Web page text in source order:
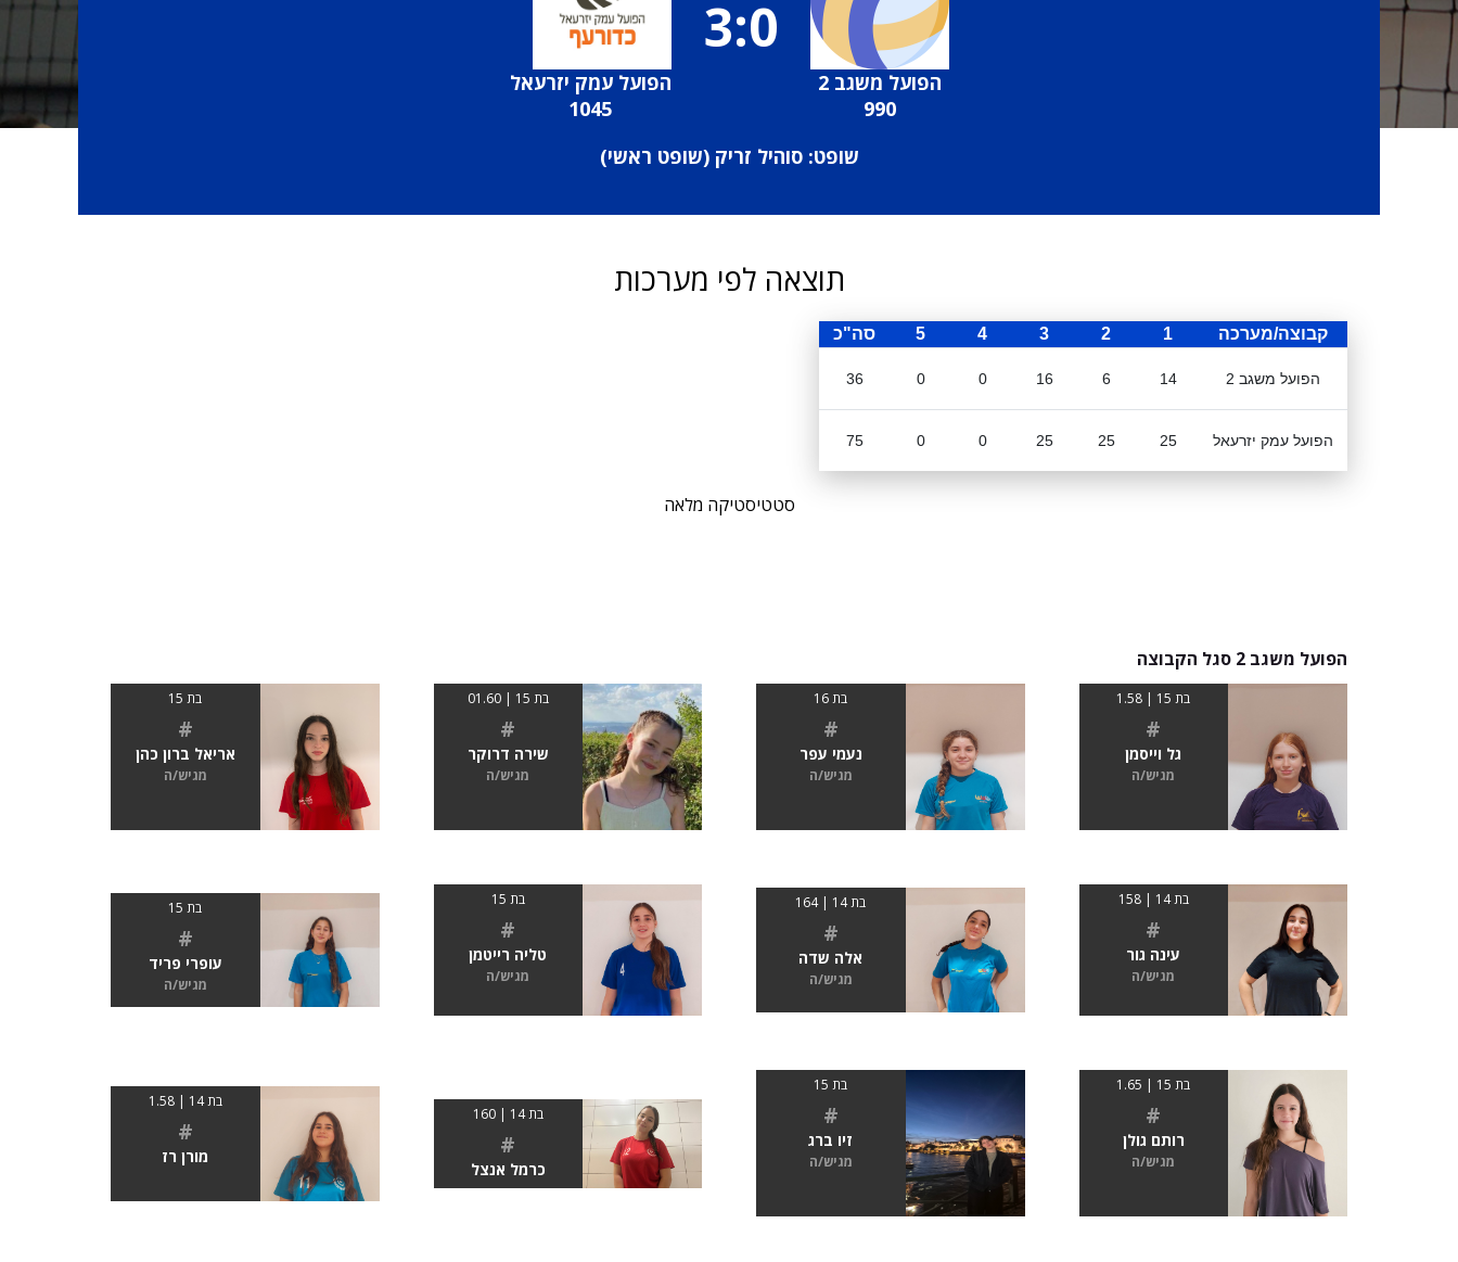
הפועל משגב 2
990
3:0
הפועל עמק יזרעאל
1045
שופט: סוהיל זריק (שופט ראשי)
תוצאה לפי מערכות
קבוצה/מערכה 1
2
3
4
5 סה"כ
הפועל משגב 2 14
6
16
0
0
36
הפועל עמק יזרעאל 25
25
25
0
0
75
סטטיסטיקה מלאה
הפועל משגב 2 סגל הקבוצה
בת 15 | 1.58
#
גל וייסמן
מגיש/ה
בת 16
#
נעמי עפר
מגיש/ה
בת 15 | 01.60
#
שירה דרוקר
מגיש/ה
בת 15
#
אריאל ברון כהן
מגיש/ה
בת 14 | 158
#
עינה גור
מגיש/ה
בת 14 | 164
#
אלה שדה
מגיש/ה
בת 15
#
טליה רייטמן
מגיש/ה
בת 15
#
עופרי פריד
מגיש/ה
בת 15 | 1.65
#
רותם גולן
מגיש/ה
בת 15
#
זיו ברג
מגיש/ה
בת 14 | 160
#
כרמל אנצל
בת 14 | 1.58
#
מורן רז